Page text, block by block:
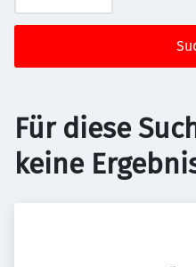
Für diese
keine